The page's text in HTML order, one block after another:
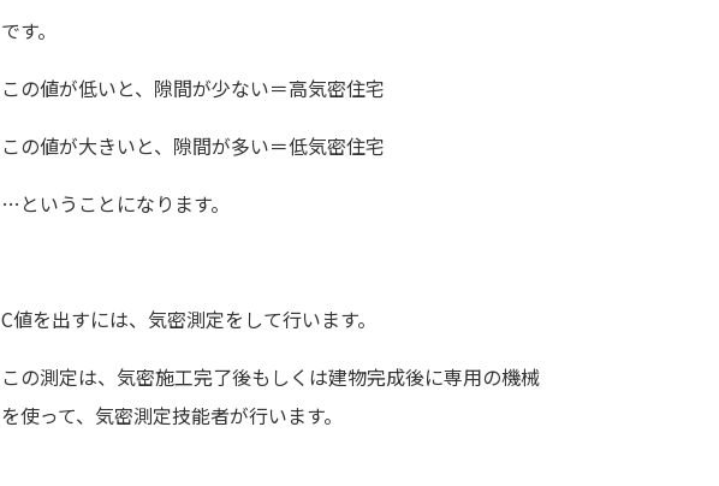
です。
この値が低いと、隙間が少ない＝高気密住宅
この値が大きいと、隙間が多い＝低気密住宅
…ということになります。
C値を出すには、気密測定をして行います。
この測定は、気密施工完了後もしくは建物完成後に専用の機械
を使って、気密測定技能者が行います。